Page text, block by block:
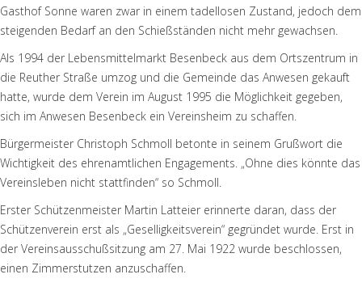
Gasthof Sonne waren zwar in einem tadellosen Zustand, jedoch dem
steigenden Bedarf an den Schießständen nicht mehr gewachsen.
Als 1994 der Lebensmittelmarkt Besenbeck aus dem Ortszentrum in
die Reuther Straße umzog und die Gemeinde das Anwesen gekauft
hatte, wurde dem Verein im August 1995 die Möglichkeit gegeben,
sich im Anwesen Besenbeck ein Vereinsheim zu schaffen.
Bürgermeister Christoph Schmoll betonte in seinem Grußwort die
Wichtigkeit des ehrenamtlichen Engagements. „Ohne dies könnte das
Vereinsleben nicht stattfinden“ so Schmoll.
Erster Schützenmeister Martin Latteier erinnerte daran, dass der
Schützenverein erst als „Geselligkeitsverein“ gegründet wurde. Erst in
der Vereinsausschußsitzung am 27. Mai 1922 wurde beschlossen,
einen Zimmerstutzen anzuschaffen.